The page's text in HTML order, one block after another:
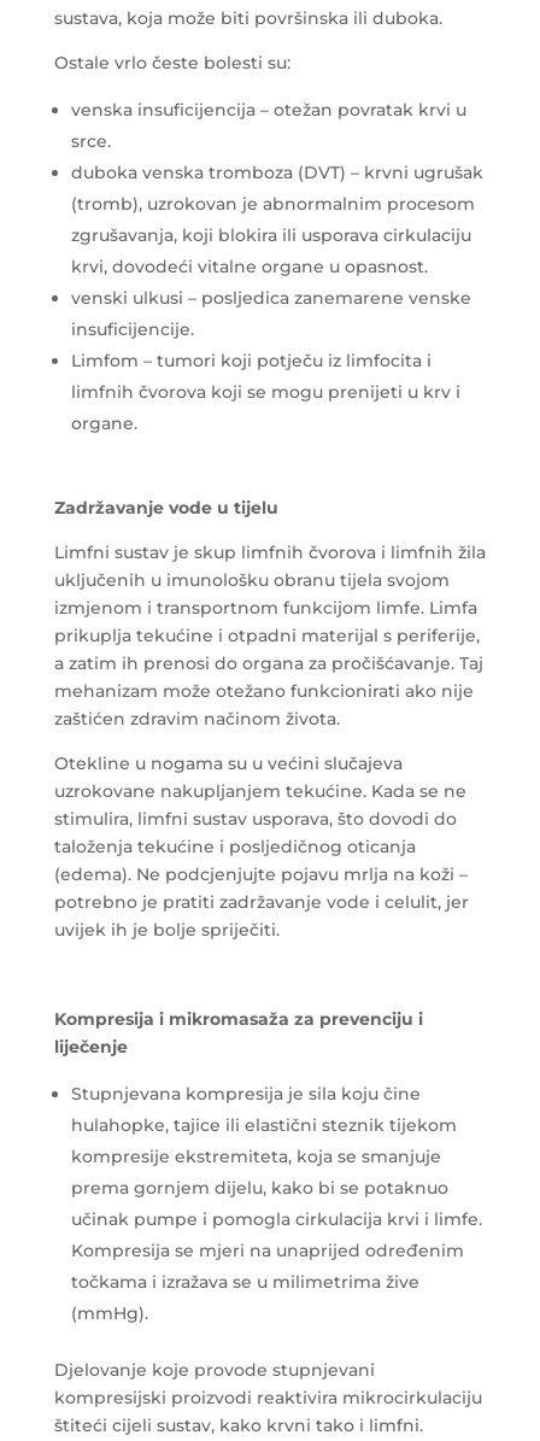
sustava, koja može biti površinska ili duboka.
Ostale vrlo česte bolesti su:
venska insuficijencija – otežan povratak krvi u
srce.
duboka venska tromboza (DVT) – krvni ugrušak
(tromb), uzrokovan je abnormalnim procesom
zgrušavanja, koji blokira ili usporava cirkulaciju
krvi, dovodeći vitalne organe u opasnost.
venski ulkusi – posljedica zanemarene venske
insuficijencije.
Limfom – tumori koji potječu iz limfocita i
limfnih čvorova koji se mogu prenijeti u krv i
organe.
Zadržavanje vode u tijelu
Limfni sustav je skup limfnih čvorova i limfnih žila
uključenih u imunološku obranu tijela svojom
izmjenom i transportnom funkcijom limfe. Limfa
prikuplja tekućine i otpadni materijal s periferije,
a zatim ih prenosi do organa za pročišćavanje. Taj
mehanizam može otežano funkcionirati ako nije
zaštićen zdravim načinom života.
Otekline u nogama su u većini slučajeva
uzrokovane nakupljanjem tekućine. Kada se ne
stimulira, limfni sustav usporava, što dovodi do
taloženja tekućine i posljedičnog oticanja
(edema). Ne podcjenjujte pojavu mrlja na koži –
potrebno je pratiti zadržavanje vode i celulit, jer
uvijek ih je bolje spriječiti.
Kompresija i mikromasaža za prevenciju i
liječenje
Stupnjevana kompresija je sila koju čine
hulahopke, tajice ili elastični steznik tijekom
kompresije ekstremiteta, koja se smanjuje
prema gornjem dijelu, kako bi se potaknuo
učinak pumpe i pomogla cirkulacija krvi i limfe.
Kompresija se mjeri na unaprijed određenim
točkama i izražava se u milimetrima žive
(mmHg).
Djelovanje koje provode stupnjevani
kompresijski proizvodi reaktivira mikrocirkulaciju
štiteći cijeli sustav, kako krvni tako i limfni.